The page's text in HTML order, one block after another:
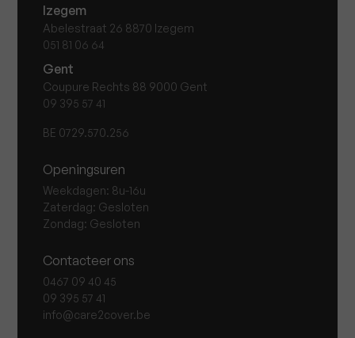
Izegem
Abelestraat 26 8870 Izegem
051 81 06 64
Gent
Coupure Rechts 88 9000 Gent
09 395 57 41
BE 0729.570.256
Openingsuren
Weekdagen: 8u-16u
Zaterdag: Gesloten
Zondag: Gesloten
Contacteer ons
0467 09 40 45
09 395 57 41
info@care2cover.be